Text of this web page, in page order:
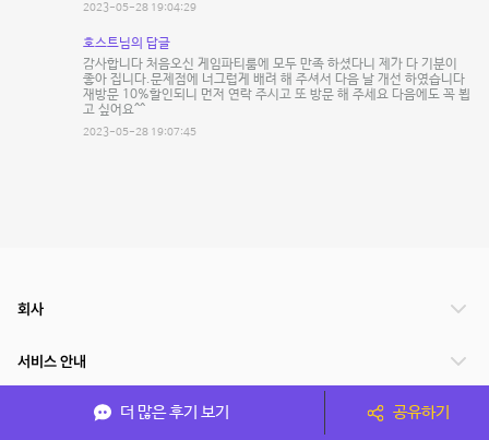
2023-05-28 19:04:29
호스트님의 답글
감사합니다 처음오신 게임파티룸에 모두 만족 하셨다니 제가 다 기분이
좋아 집니다.문제점에 너그럽게 배려 해 주셔서 다음 날 개선 하였습니다
재방문 10%할인되니 먼저 연락 주시고 또 방문 해 주세요 다음에도 꼭 뵙
고 싶어요^^
2023-05-28 19:07:45
더 많은 후기 보기 공유하기
회사
서비스 안내